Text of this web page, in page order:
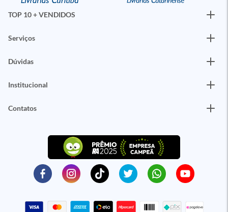
TOP 10 + VENDIDOS
Serviços
Dúvidas
Institucional
Contatos